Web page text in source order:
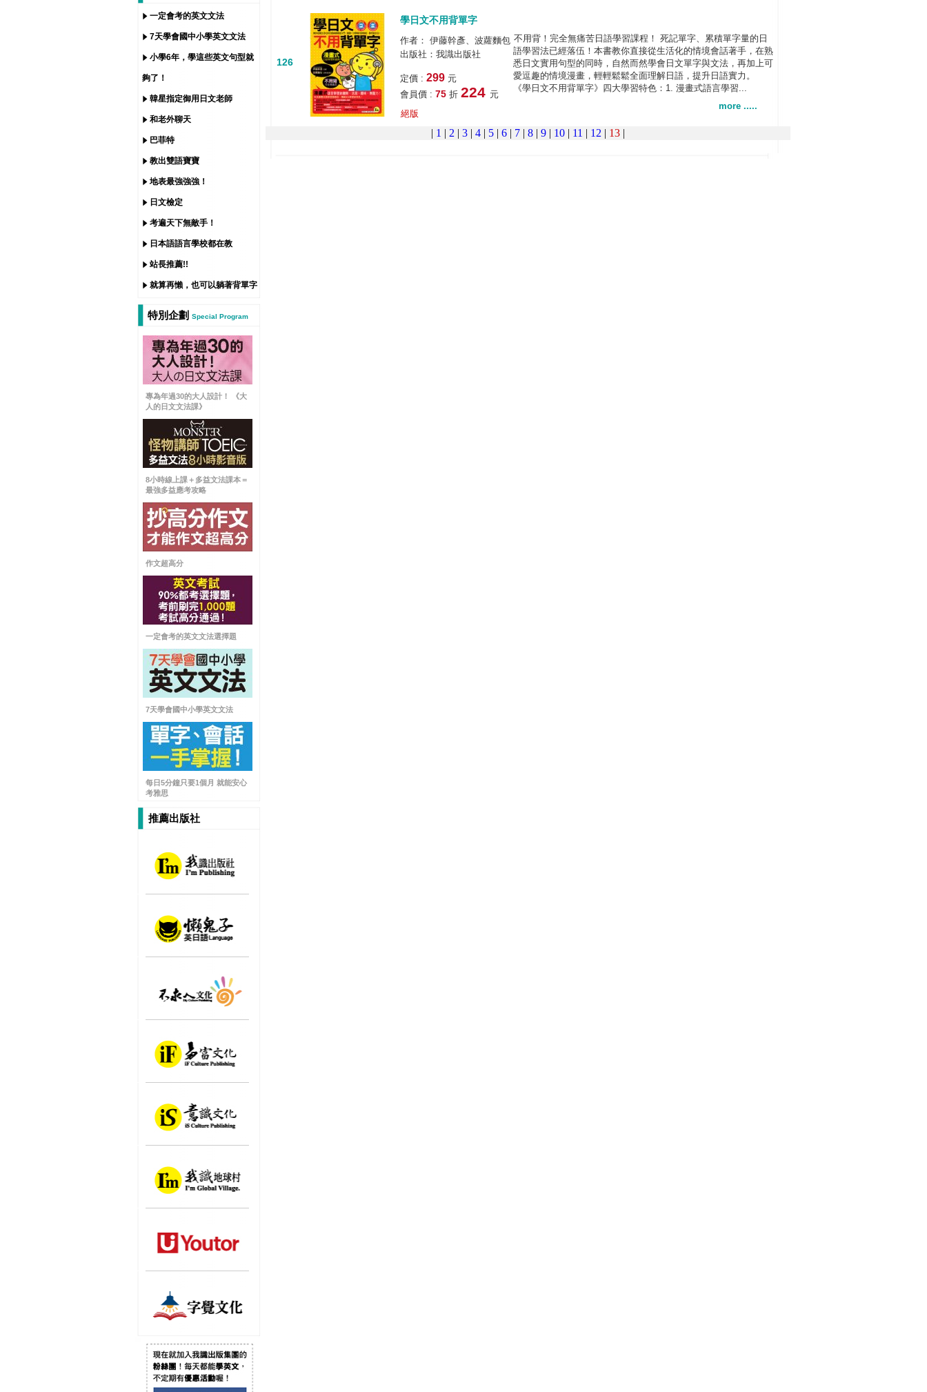
一定會考的英文文法
7天學會國中小學英文文法
小學6年，學這些英文句型就
夠了！
韓星指定御用日文老師
和老外聊天
巴菲特
教出雙語寶寶
地表最強強強！
日文檢定
考遍天下無敵手！
日本語語言學校都在教
站長推薦!!
就算再懶，也可以躺著背單字
特別企劃 Special Program
專為年過30的大人設計！ 《大
人的日文文法課》
8小時線上課＋多益文法課本＝
最強多益應考攻略
作文超高分
一定會考的英文文法選擇題
7天學會國中小學英文文法
每日5分鐘只要1個月 就能安心
考雅思
推薦出版社
126
學日文不用背單字
作者： 伊藤幹彥、波蘿麵包
出版社：我識出版社
定價 : 299 元
會員價 : 75 折 224 元
絕版
不用背！完全無痛苦日語學習課程！ 死記單字、累積單字量的日
語學習法已經落伍！本書教你直接從生活化的情境會話著手，在熟
悉日文實用句型的同時，自然而然學會日文單字與文法，再加上可
愛逗趣的情境漫畫，輕輕鬆鬆全面理解日語，提升日語實力。
《學日文不用背單字》四大學習特色：1. 漫畫式語言學習...
more .....
| 1 | 2 | 3 | 4 | 5 | 6 | 7 | 8 | 9 | 10 | 11 | 12 | 13 |